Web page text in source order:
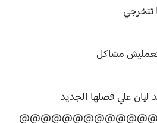
تتخرجي
مشاكل
علي فصلها الجديد